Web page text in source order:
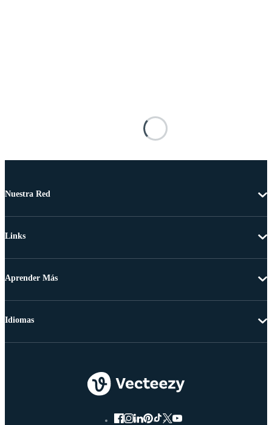
Nuestra Red
Links
Aprender Más
Idiomas